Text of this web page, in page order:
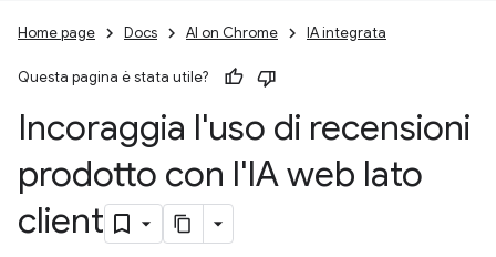
Home page Docs AI on Chrome IA integrata
Questa pagina è stata utile?
Incoraggia l'uso di recensioni
prodotto con l'IA web lato
client